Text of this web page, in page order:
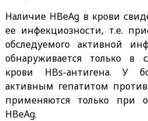
Наличие HBeAg в крови
ее инфекциозности, т.е.
обследуемого активной
обнаруживается только в
крови HBs-антигена. У
активным гепатитом
применяются только при
HBeAg.